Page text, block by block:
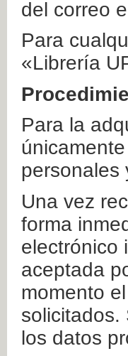
del correo
Para
«Librería
Para la
personales
Una vez
forma
electrónico
aceptada
momento
solicitados.
los datos